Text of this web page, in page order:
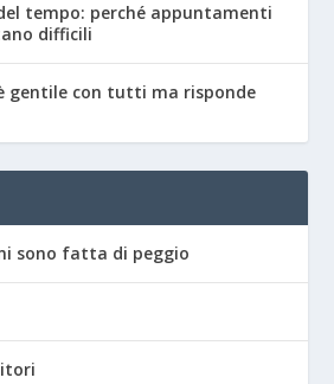
tempo: perché appuntamenti
difficili
gentile con tutti ma risponde
sono fatta di peggio